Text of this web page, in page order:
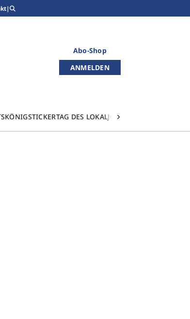
|
Abo-Shop
ANMELDEN
KÖNIGSTICKERTAG DES LOKALJOURNALISMUS